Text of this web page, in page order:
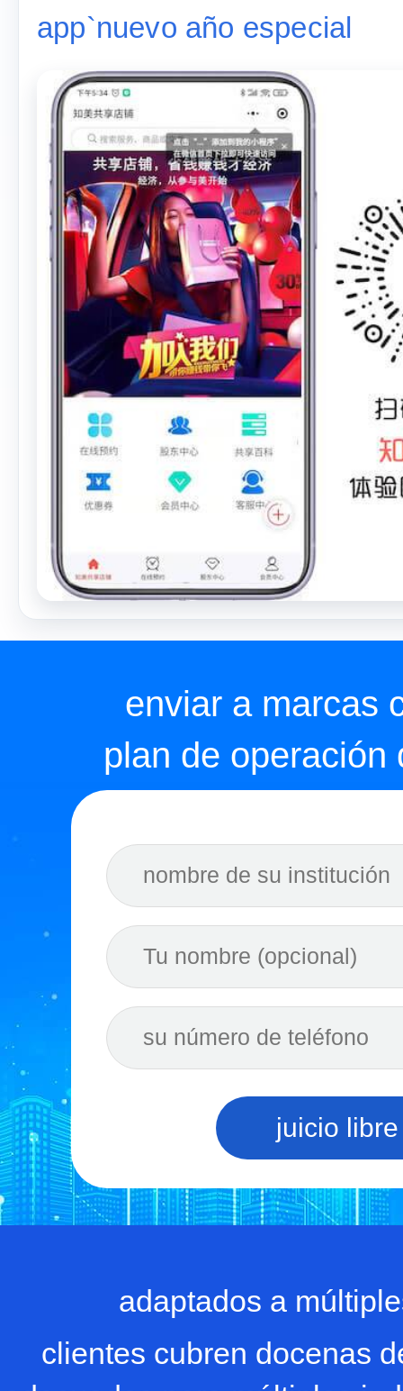
app`nuevo año especial
enviar a marcas
juicio libre
adaptados a
clientes cubren docenas